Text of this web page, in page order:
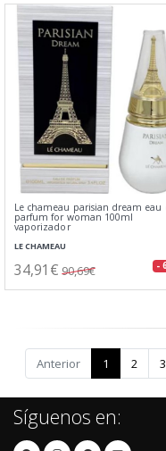
Le chameau parisian dream eau
parfum for woman 100ml
vaporizador
LE CHAMEAU
34,91€ 90,69€ -
Anterior 1 2 3
Síguenos en: